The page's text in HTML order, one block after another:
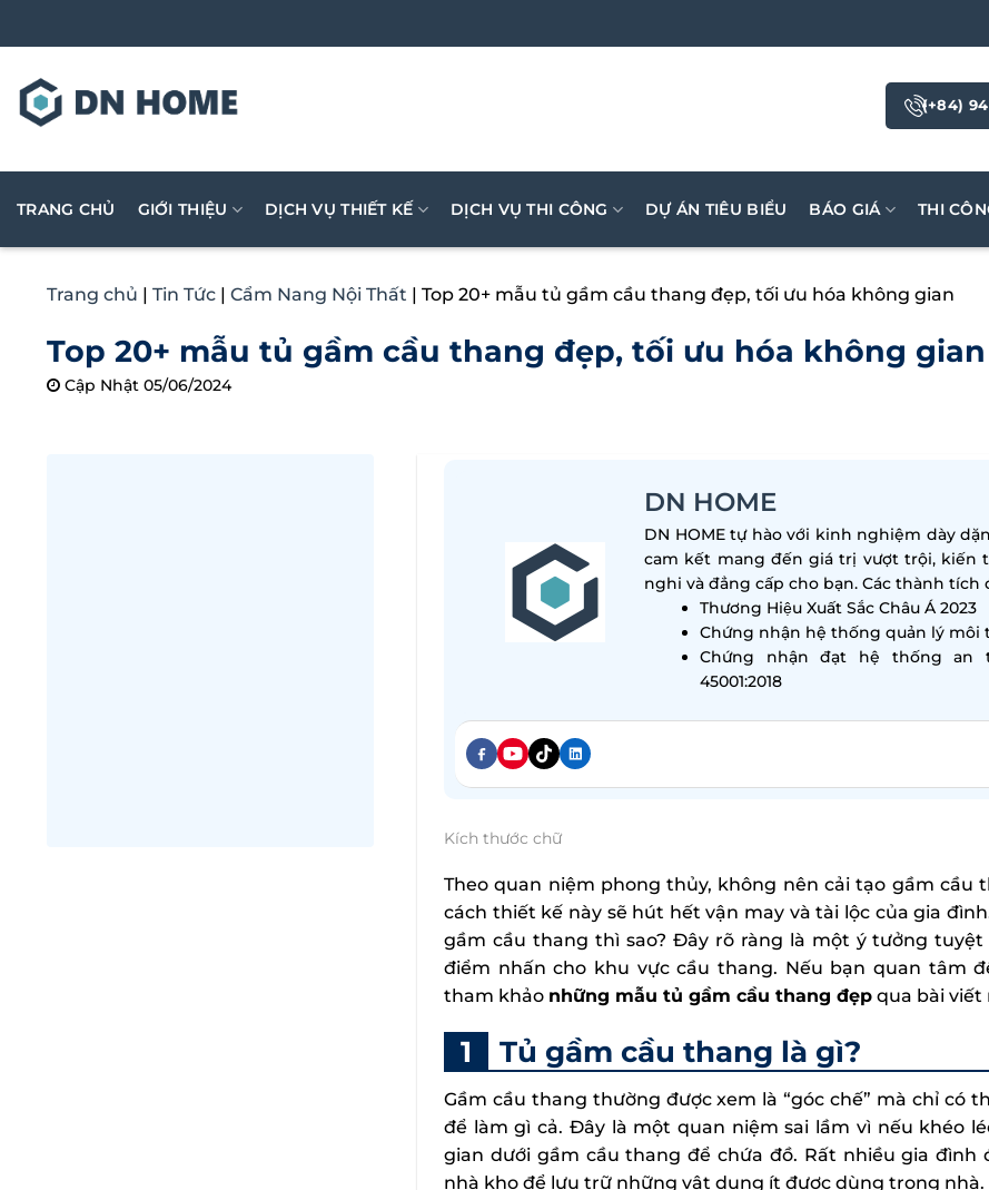
qua
dung
(+84)
TRANG CHỦ GIỚI THIỆU DỊCH VỤ THIẾT KẾ DỊCH VỤ THI CÔNG DỰ ÁN TIÊU BIỂU BÁO GIÁ THI
Trang chủ | Tin Tức | Cẩm Nang Nội Thất | Top 20+ mẫu tủ gầm cầu thang đẹp, tối ưu hóa không gian
Top 20+ mẫu tủ gầm cầu thang đẹp, tối ưu hóa không gian
Cập Nhật 05/06/2024
DN HOME
DN HOME tự hào với kinh nghiệm dày
cam kết mang đến giá trị vượt trội, kiến
nghi và đẳng cấp cho bạn. Các thành tích
Thương Hiệu Xuất Sắc Châu Á 2023
Chứng nhận hệ thống quản lý môi
Chứng nhận đạt hệ thống an
45001:2018
Kích thước chữ
Theo quan niệm phong thủy, không nên cải tạo gầm cầu
cách thiết kế này sẽ hút hết vận may và tài lộc của gia
gầm cầu thang thì sao? Đây rõ ràng là một ý tưởng
điểm nhấn cho khu vực cầu thang. Nếu bạn quan tâm
tham khảo những mẫu tủ gầm cầu thang đẹp qua bài viết
Tủ gầm cầu thang là gì?
Gầm cầu thang thường được xem là “góc chế” mà chỉ có
để làm gì cả. Đây là một quan niệm sai lầm vì nếu khéo
gian dưới gầm cầu thang để chứa đồ. Rất nhiều gia
nhà kho để lưu trữ những vật dụng ít được dùng trong nhà.